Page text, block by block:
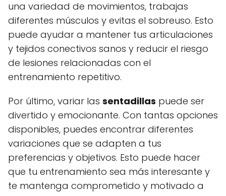
una variedad de movimientos, trabajas
diferentes músculos y evitas el sobreuso. Esto
puede ayudar a mantener tus articulaciones
y tejidos conectivos sanos y reducir el riesgo
de lesiones relacionadas con el
entrenamiento repetitivo.
Por último, variar las sentadillas puede ser
divertido y emocionante. Con tantas opciones
disponibles, puedes encontrar diferentes
variaciones que se adapten a tus
preferencias y objetivos. Esto puede hacer
que tu entrenamiento sea más interesante y
te mantenga comprometido y motivado a